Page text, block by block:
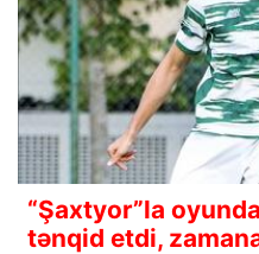
“Şaxtyor”la
tənqid etdi,